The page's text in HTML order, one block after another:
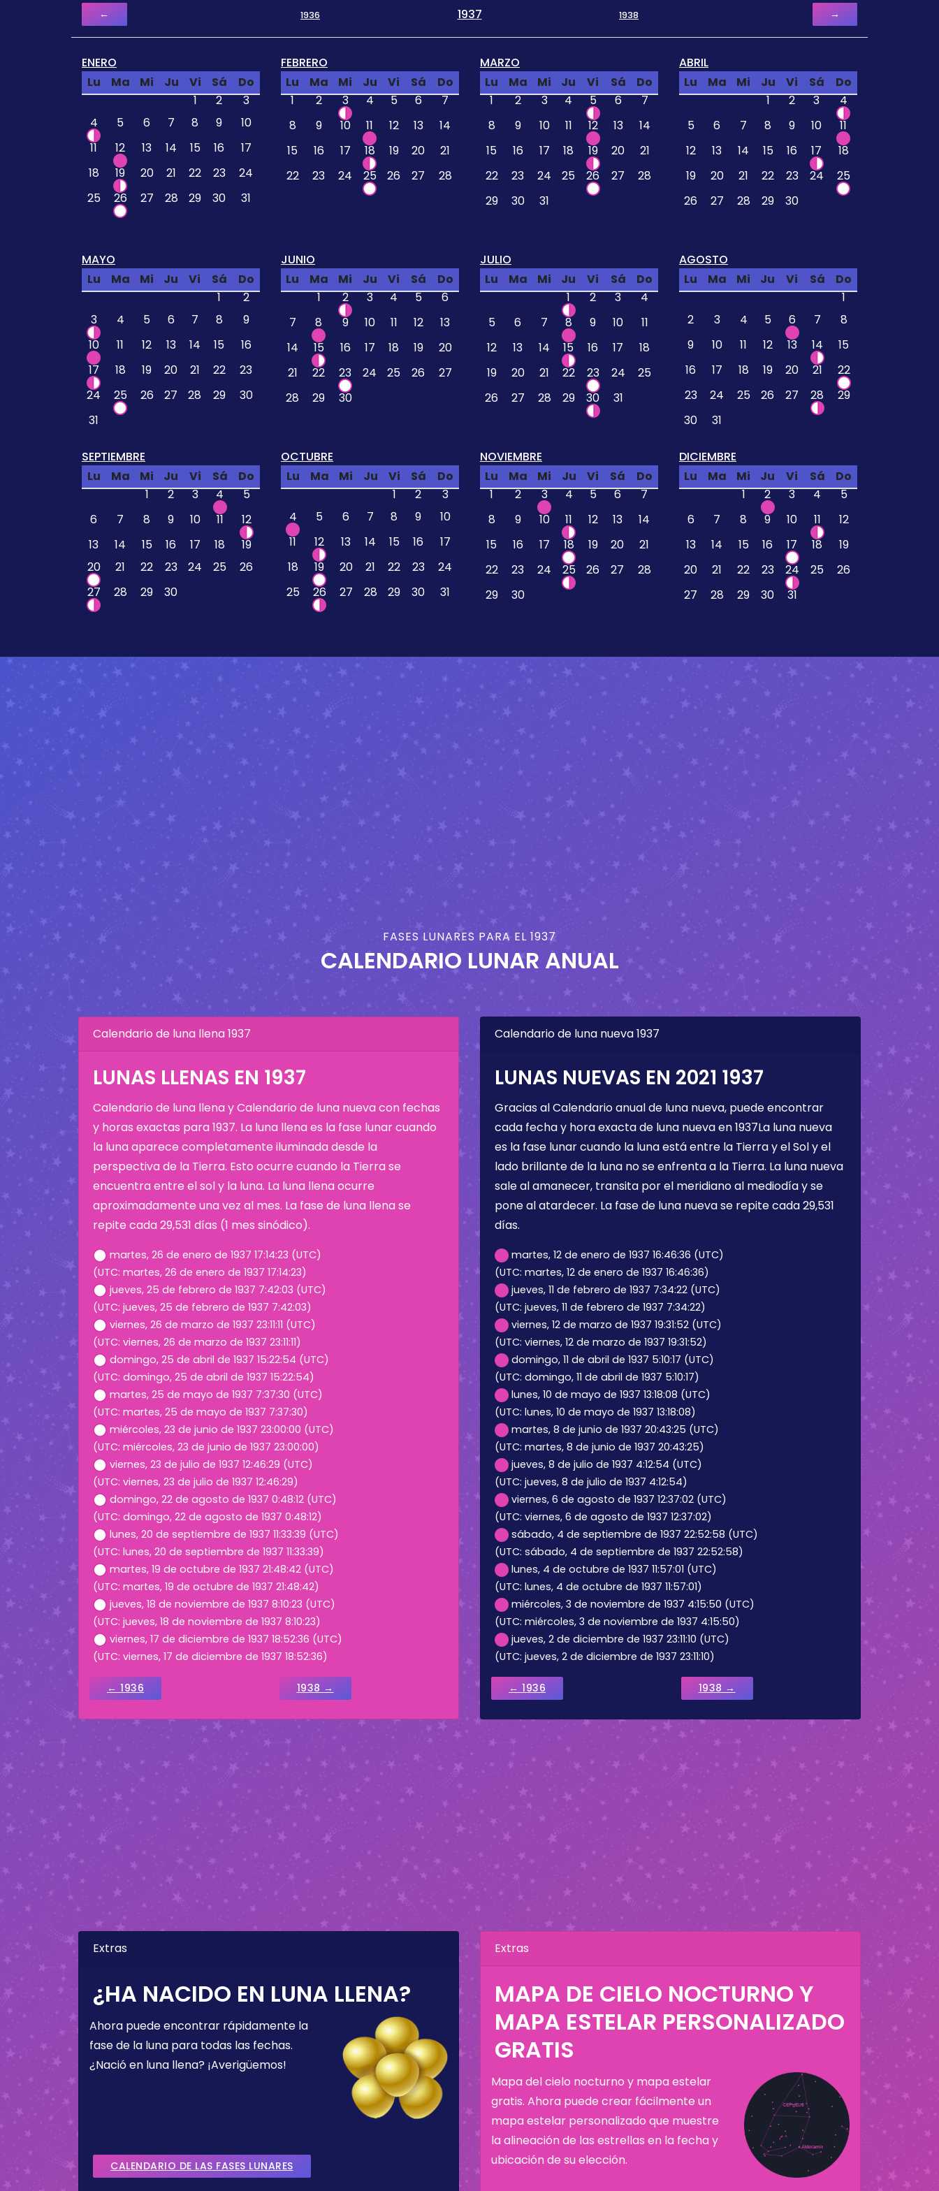
← 1936 1937 1938 →
ENERO
Lu
Ma Mi Ju Vi Sá
Do
1
2
3
4
5 6 7 8 9
10
11
12 13 14 15 16
17
18
19 20 21 22 23
24
25
26 27 28 29 30 31
FEBRERO
Lu
Ma Mi Ju Vi Sá
Do
1
2 3 4 5 6
7
8
9 10 11 12 13
14
15
16 17 18 19 20
21
22
23 24 25 26 27 28
MARZO
Lu
Ma Mi Ju Vi Sá
Do
1
2 3 4 5 6
7
8
9 10 11 12 13
14
15
16 17 18 19 20
21
22
23 24 25 26 27
28
29
30 31
ABRIL
Lu
Ma Mi Ju Vi Sá
Do
1
2 3
4
5
6 7 8 9 10
11
12
13 14 15 16 17
18
19
20 21 22 23 24
25
26
27 28 29 30
MAYO
Lu
Ma Mi Ju Vi Sá
Do
1
2
3
4 5 6 7 8
9
10
11 12 13 14 15
16
17
18 19 20 21 22
23
24
25 26 27 28 29
30
31
JUNIO
Lu
Ma Mi Ju Vi Sá
Do
1
2 3 4 5
6
7
8 9 10 11 12
13
14
15 16 17 18 19
20
21
22 23 24 25 26
27
28
29 30
JULIO
Lu
Ma Mi Ju Vi Sá
Do
1
2 3
4
5
6 7 8 9 10
11
12
13 14 15 16 17
18
19
20 21 22 23 24
25
26
27 28 29 30 31
AGOSTO
Lu
Ma Mi Ju Vi Sá
Do
1
2
3 4 5 6 7
8
9
10 11 12 13 14
15
16
17 18 19 20 21
22
23
24 25 26 27 28
29
30
31
SEPTIEMBRE
Lu
Ma Mi Ju Vi Sá
Do
1
2 3 4
5
6
7 8 9 10 11
12
13
14 15 16 17 18
19
20
21 22 23 24 25
26
27
28 29 30
OCTUBRE
Lu
Ma Mi Ju Vi Sá
Do
1
2
3
4
5 6 7 8 9
10
11
12 13 14 15 16
17
18
19 20 21 22 23
24
25
26 27 28 29 30 31
NOVIEMBRE
Lu
Ma Mi Ju Vi Sá
Do
1
2 3 4 5 6
7
8
9 10 11 12 13
14
15
16 17 18 19 20
21
22
23 24 25 26 27
28
29
30
DICIEMBRE
Lu
Ma Mi Ju Vi Sá
Do
1
2 3 4
5
6
7 8 9 10 11
12
13
14 15 16 17 18
19
20
21 22 23 24 25
26
27
28 29 30 31
FASES LUNARES PARA EL 1937
CALENDARIO LUNAR ANUAL
Calendario de luna llena 1937
LUNAS LLENAS EN 1937
Calendario de luna llena y Calendario de luna nueva con fechas
y horas exactas para 1937. La luna llena es la fase lunar cuando
la luna aparece completamente iluminada desde la
perspectiva de la Tierra. Esto ocurre cuando la Tierra se
encuentra entre el sol y la luna. La luna llena ocurre
aproximadamente una vez al mes. La fase de luna llena se
repite cada 29,531 días (1 mes sinódico).
martes, 26 de enero de 1937 17:14:23 (UTC)
(UTC: martes, 26 de enero de 1937 17:14:23)
jueves, 25 de febrero de 1937 7:42:03 (UTC)
(UTC: jueves, 25 de febrero de 1937 7:42:03)
viernes, 26 de marzo de 1937 23:11:11 (UTC)
(UTC: viernes, 26 de marzo de 1937 23:11:11)
domingo, 25 de abril de 1937 15:22:54 (UTC)
(UTC: domingo, 25 de abril de 1937 15:22:54)
martes, 25 de mayo de 1937 7:37:30 (UTC)
(UTC: martes, 25 de mayo de 1937 7:37:30)
miércoles, 23 de junio de 1937 23:00:00 (UTC)
(UTC: miércoles, 23 de junio de 1937 23:00:00)
viernes, 23 de julio de 1937 12:46:29 (UTC)
(UTC: viernes, 23 de julio de 1937 12:46:29)
domingo, 22 de agosto de 1937 0:48:12 (UTC)
(UTC: domingo, 22 de agosto de 1937 0:48:12)
lunes, 20 de septiembre de 1937 11:33:39 (UTC)
(UTC: lunes, 20 de septiembre de 1937 11:33:39)
martes, 19 de octubre de 1937 21:48:42 (UTC)
(UTC: martes, 19 de octubre de 1937 21:48:42)
jueves, 18 de noviembre de 1937 8:10:23 (UTC)
(UTC: jueves, 18 de noviembre de 1937 8:10:23)
viernes, 17 de diciembre de 1937 18:52:36 (UTC)
(UTC: viernes, 17 de diciembre de 1937 18:52:36)
← 1936 1938 →
Calendario de luna nueva 1937
LUNAS NUEVAS EN 2021 1937
Gracias al Calendario anual de luna nueva, puede encontrar
cada fecha y hora exacta de luna nueva en 1937La luna nueva
es la fase lunar cuando la luna está entre la Tierra y el Sol y el
lado brillante de la luna no se enfrenta a la Tierra. La luna nueva
sale al amanecer, transita por el meridiano al mediodía y se
pone al atardecer. La fase de luna nueva se repite cada 29,531
días.
martes, 12 de enero de 1937 16:46:36 (UTC)
(UTC: martes, 12 de enero de 1937 16:46:36)
jueves, 11 de febrero de 1937 7:34:22 (UTC)
(UTC: jueves, 11 de febrero de 1937 7:34:22)
viernes, 12 de marzo de 1937 19:31:52 (UTC)
(UTC: viernes, 12 de marzo de 1937 19:31:52)
domingo, 11 de abril de 1937 5:10:17 (UTC)
(UTC: domingo, 11 de abril de 1937 5:10:17)
lunes, 10 de mayo de 1937 13:18:08 (UTC)
(UTC: lunes, 10 de mayo de 1937 13:18:08)
martes, 8 de junio de 1937 20:43:25 (UTC)
(UTC: martes, 8 de junio de 1937 20:43:25)
jueves, 8 de julio de 1937 4:12:54 (UTC)
(UTC: jueves, 8 de julio de 1937 4:12:54)
viernes, 6 de agosto de 1937 12:37:02 (UTC)
(UTC: viernes, 6 de agosto de 1937 12:37:02)
sábado, 4 de septiembre de 1937 22:52:58 (UTC)
(UTC: sábado, 4 de septiembre de 1937 22:52:58)
lunes, 4 de octubre de 1937 11:57:01 (UTC)
(UTC: lunes, 4 de octubre de 1937 11:57:01)
miércoles, 3 de noviembre de 1937 4:15:50 (UTC)
(UTC: miércoles, 3 de noviembre de 1937 4:15:50)
jueves, 2 de diciembre de 1937 23:11:10 (UTC)
(UTC: jueves, 2 de diciembre de 1937 23:11:10)
← 1936 1938 →
Extras
¿HA NACIDO EN LUNA LLENA?
Ahora puede encontrar rápidamente la
fase de la luna para todas las fechas.
¿Nació en luna llena? ¡Averigüemos!
CALENDARIO DE LAS FASES LUNARES
Extras
MAPA DE CIELO NOCTURNO Y
MAPA ESTELAR PERSONALIZADO
GRATIS
Mapa del cielo nocturno y mapa estelar
gratis. Ahora puede crear fácilmente un
mapa estelar personalizado que muestre
la alineación de las estrellas en la fecha y
ubicación de su elección.